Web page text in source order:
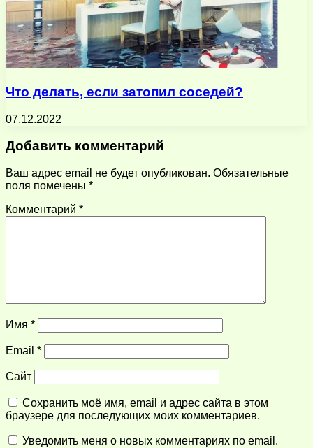
Что делать, если затопил соседей?
07.12.2022
Добавить комментарий
Ваш адрес email не будет опубликован. Обязательные
поля помечены *
Комментарий *
Имя *
Email *
Сайт
Сохранить моё имя, email и адрес сайта в этом
браузере для последующих моих комментариев.
Уведомить меня о новых комментариях по email.